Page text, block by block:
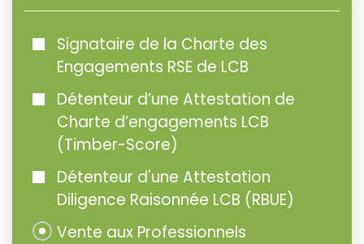
Signataire de la Charte des
Engagements RSE de LCB
Détenteur d’une Attestation de
Charte d’engagements LCB
(Timber-Score)
Détenteur d'une Attestation
Diligence Raisonnée LCB (RBUE)
Vente aux Professionnels